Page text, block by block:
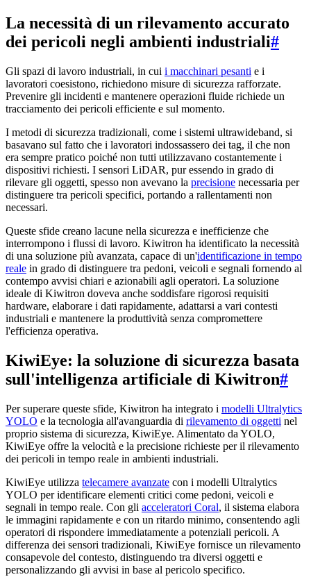
La necessità di un rilevamento accurato
dei pericoli negli ambienti industriali#
Gli spazi di lavoro industriali, in cui i macchinari pesanti e i
lavoratori coesistono, richiedono misure di sicurezza rafforzate.
Prevenire gli incidenti e mantenere operazioni fluide richiede un
tracciamento dei pericoli efficiente e sul momento.
I metodi di sicurezza tradizionali, come i sistemi ultrawideband, si
basavano sul fatto che i lavoratori indossassero dei tag, il che non
era sempre pratico poiché non tutti utilizzavano costantemente i
dispositivi richiesti. I sensori LiDAR, pur essendo in grado di
rilevare gli oggetti, spesso non avevano la precisione necessaria per
distinguere tra pericoli specifici, portando a rallentamenti non
necessari.
Queste sfide creano lacune nella sicurezza e inefficienze che
interrompono i flussi di lavoro. Kiwitron ha identificato la necessità
di una soluzione più avanzata, capace di un'identificazione in tempo
reale in grado di distinguere tra pedoni, veicoli e segnali fornendo al
contempo avvisi chiari e azionabili agli operatori. La soluzione
ideale di Kiwitron doveva anche soddisfare rigorosi requisiti
hardware, elaborare i dati rapidamente, adattarsi a vari contesti
industriali e mantenere la produttività senza compromettere
l'efficienza operativa.
KiwiEye: la soluzione di sicurezza basata
sull'intelligenza artificiale di Kiwitron#
Per superare queste sfide, Kiwitron ha integrato i modelli Ultralytics
YOLO e la tecnologia all'avanguardia di rilevamento di oggetti nel
proprio sistema di sicurezza, KiwiEye. Alimentato da YOLO,
KiwiEye offre la velocità e la precisione richieste per il rilevamento
dei pericoli in tempo reale in ambienti industriali.
KiwiEye utilizza telecamere avanzate con i modelli Ultralytics
YOLO per identificare elementi critici come pedoni, veicoli e
segnali in tempo reale. Con gli acceleratori Coral, il sistema elabora
le immagini rapidamente e con un ritardo minimo, consentendo agli
operatori di rispondere immediatamente a potenziali pericoli. A
differenza dei sensori tradizionali, KiwiEye fornisce un rilevamento
consapevole del contesto, distinguendo tra diversi oggetti e
personalizzando gli avvisi in base al pericolo specifico.